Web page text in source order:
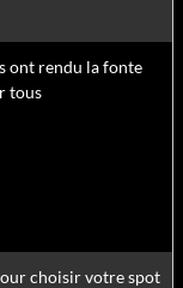
ont rendu la fonte
tous
choisir votre spot